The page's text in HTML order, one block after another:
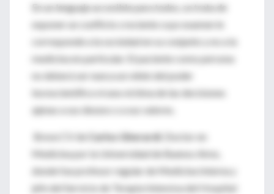
En un lenguaje accesible para todos, se trata de
exponer un conflicto creciente cuyo examen le
corresponde a la sociedad en su conjunto y no a la
medicina en particular. El paciente como persona
no deberá ser nunca un rehén del poder
tecnocientífico ni una víctima de las decisiones
ajenas a sus deseos o a sus valores.
Breve CV de Carlos Gherardi . Doctor en
Medicina por la Universidad de Buenos Aires,
donde fue profesor regular de Medicina Interna y
jefe del Servicio de Terapia Intensiva del Hospital